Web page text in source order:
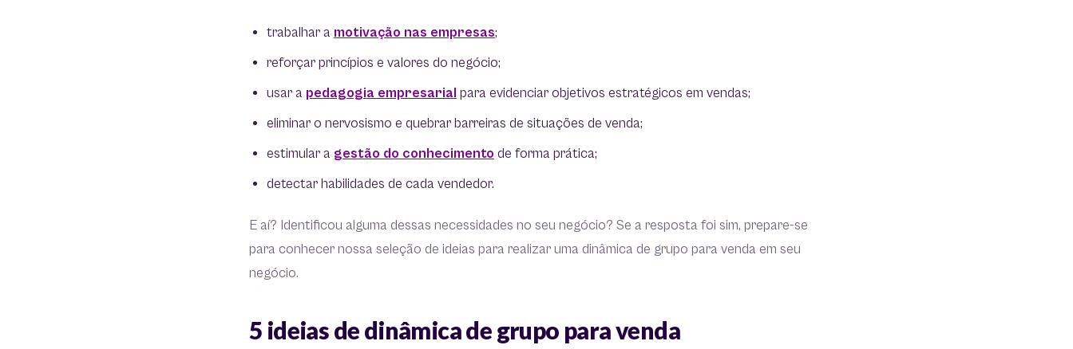
trabalhar a motivação nas empresas;
reforçar princípios e valores do negócio;
usar a pedagogia empresarial para evidenciar objetivos estratégicos em vendas;
eliminar o nervosismo e quebrar barreiras de situações de venda;
estimular a gestão do conhecimento de forma prática;
detectar habilidades de cada vendedor.
E aí? Identificou alguma dessas necessidades no seu negócio? Se a resposta foi sim, prepare-se
para conhecer nossa seleção de ideias para realizar uma dinâmica de grupo para venda em seu
negócio.
5 ideias de dinâmica de grupo para venda